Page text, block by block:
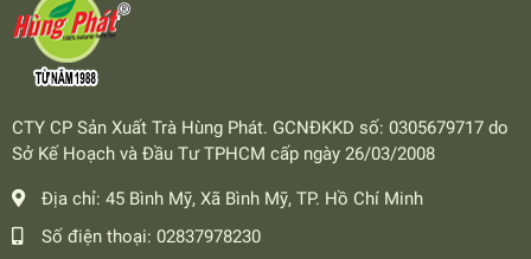
CTY CP Sản Xuất Trà Hùng Phát. GCNĐKKD số: 0305679717 do
Sở Kế Hoạch và Đầu Tư TPHCM cấp ngày 26/03/2008
Địa chỉ: 45 Bình Mỹ, Xã Bình Mỹ, TP. Hồ Chí Minh
Số điện thoại: 02837978230